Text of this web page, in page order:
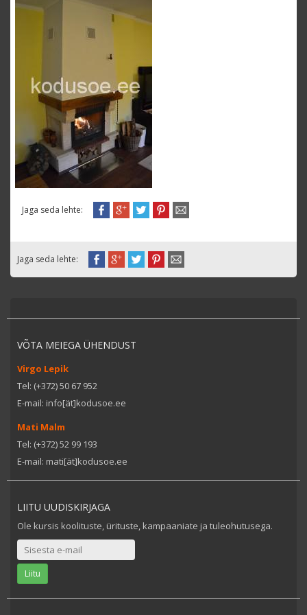
Jaga seda lehte:
Jaga seda lehte:
VÕTA MEIEGA ÜHENDUST
Virgo Lepik
Tel: (+372) 50 67 952
E-mail: info[ät]kodusoe.ee
Mati Malm
Tel: (+372) 52 99 193
E-mail: mati[ät]kodusoe.ee
LIITU UUDISKIRJAGA
Ole kursis koolituste, ürituste, kampaaniate ja tuleohutusega.